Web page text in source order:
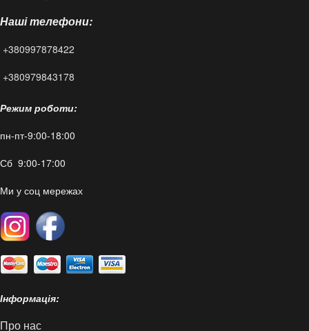
Статті
FAQ
Наші телефони:
+380997878422
+380979843178
Режим роботи:
пн-пт-9:00-18:00
Сб 9:00-17:00
Ми у соц мережах
Інформація:
Про нас